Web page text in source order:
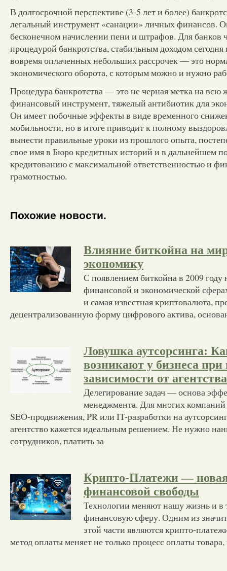
В долгосрочной перспективе (3-5 лет и более)
легальный инструмент «санации» личных финансов.
бесконечном начислении пени и штрафов. Для банков
процедурой банкротства, стабильным доходом
вовремя оплаченных небольших рассрочек — это
экономического оборота, с которым можно и нужно
Процедура банкротства — это не черная метка на всю
финансовый инструмент, тяжелый антибиотик для
Он имеет побочные эффекты в виде временного
мобильности, но в итоге приводит к полному
вынести правильные уроки из прошлого опыта,
свое имя в Бюро кредитных историй и в дальнейшем
кредитованию с максимальной ответственностью и
грамотностью.
Похожие новости.
Влияние биткойна на
экономику
С появлением биткойна в 2009 году
финансовой и экономической
и самая известная криптовалюта,
децентрализованную форму цифрового актива,
Ловушка аутсорсинга:
возникают у бизнеса при
зависимости от агентства
Делегирование задач — основа
менеджмента. Для многих компаний
SEO-продвижения, PR или IT-разработки на
агентство кажется идеальным решением. Не нужно
сотрудников, платить за
Крипто-Платежи —
финансовой свободы
Технологии меняют нашу жизнь и в
финансовую сферу. Одним из
этой части являются крипто-
метод оплаты меняет не только процесс оплаты